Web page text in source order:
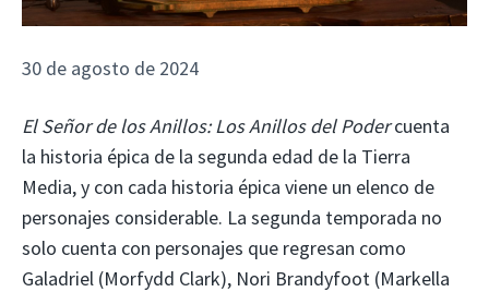
30 de agosto de 2024
El Señor de los Anillos: Los Anillos del Podercuenta
la historia épica de la segunda edad de la Tierra
Media, y con cada historia épica viene un elenco de
personajes considerable. La segunda temporada no
solo cuenta con personajes que regresan como
Galadriel (Morfydd Clark), Nori Brandyfoot (Markella